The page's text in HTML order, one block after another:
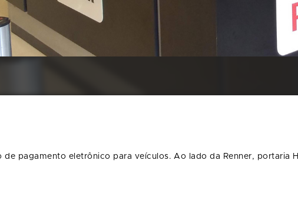
de pagamento eletrônico para veículos. Ao lado da Renner, portaria H